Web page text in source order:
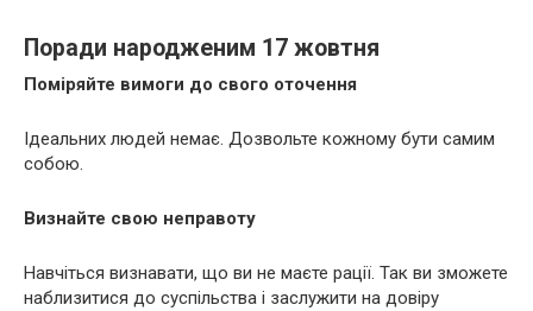
Поради народженим 17 жовтня
Поміряйте вимоги до свого оточення
Ідеальних людей немає. Дозвольте кожному бути самим
собою.
Визнайте свою неправоту
Навчіться визнавати, що ви не маєте рації. Так ви зможете
наблизитися до суспільства і заслужити на довіру